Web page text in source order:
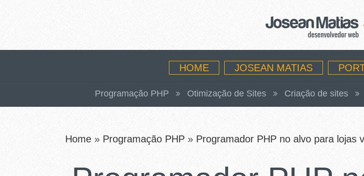
HOME JOSEAN MATIAS
Programação PHP Otimização de Sites Criação de sites
Home » Programação PHP » Programador PHP no alvo para lojas